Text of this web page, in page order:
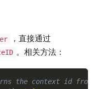
，直接通过
。相关方法：
the context id from